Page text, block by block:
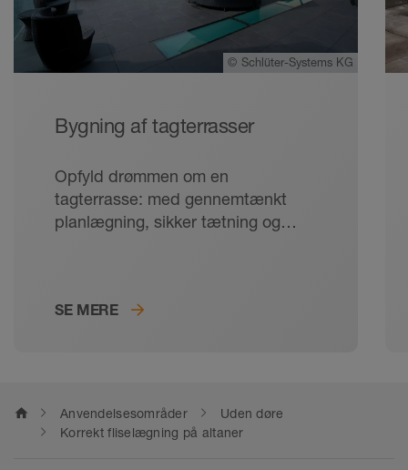
© Schlüter-Systems KG
Bygning af tagterrasser
Opfyld drømmen om en
tagterrasse: med gennemtænkt
planlægning, sikker tætning og
SE MERE
home Anvendelsesområder
Uden døre
Korrekt fliselægning på altaner